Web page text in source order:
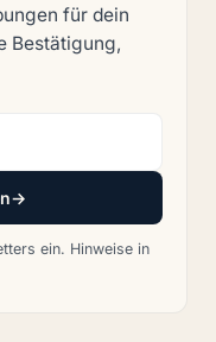
für dein
Bestätigung,
→
ein. Hinweise in